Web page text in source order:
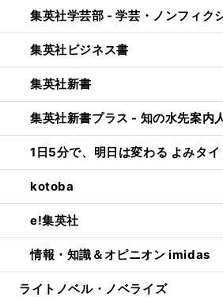
集英社学芸部 - 学芸・ノンフィク
集英社ビジネス書
集英社新書
集英社新書プラス - 知の水先案内
1日5分で、明日は変わる よみタ
kotoba
e!集英社
情報・知識＆オピニオン imidas
ライトノベル・ノベライズ